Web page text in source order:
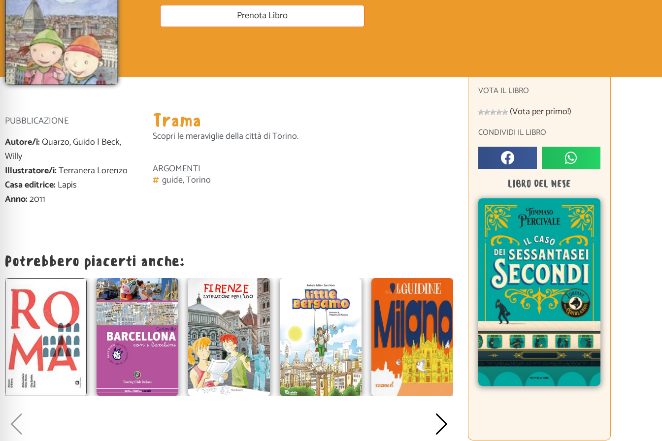
Prenota Libro
PUBBLICAZIONE
Autore/i:Quarzo, Guido | Beck,
Willy
Illustratore/i:Terranera Lorenzo
Casa editrice:Lapis
Anno:2011
Trama
Scopri le meraviglie della città di Torino.
ARGOMENTI
guide,Torino
Potrebbero piacerti anche:
VOTA IL LIBRO
(Vota per primo!)
CONDIVIDI IL LIBRO
LIBRO DEL MESE